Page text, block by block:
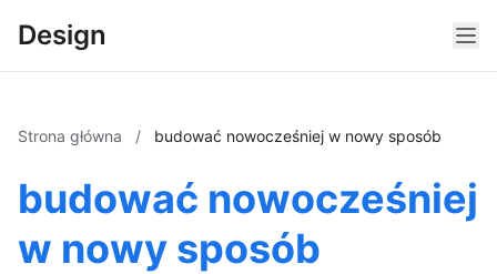
Design
Strona główna / budować nowocześniej w nowy sposób
budować nowocześniej
w nowy sposób